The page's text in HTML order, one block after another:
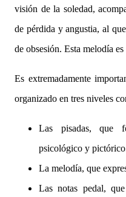
visión de la soledad,
de pérdida y angustia, al
de obsesión. Esta melodía
Es extremadamente
organizado en tres niveles
Las pisadas, que
psicológico y
La melodía, que
Las notas pedal,